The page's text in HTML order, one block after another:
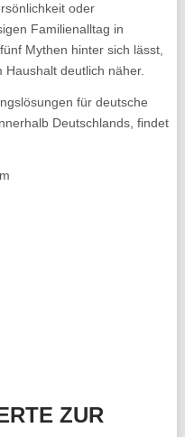
oder
Familienalltag in
Mythen hinter sich lässt,
deutlich näher.
für deutsche
Deutschlands, findet
ZUR